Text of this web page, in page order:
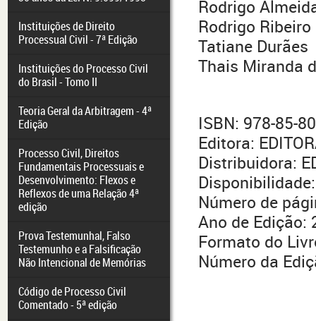
Instituições de Direito
Processual Civil - 7ª Edição
Instituições do Processo Civil
do Brasil - Tomo II
Teoria Geral da Arbitragem - 4ª
Edição
Processo Civil, Direitos
Fundamentais Processuais e
Desenvolvimento: Flexos e
Reflexos de uma Relação 4ª
edição
Prova Testemunhal, Falso
Testemunho e a Falsificação
Não Intencional de Memórias
Código de Processo Civil
Comentado - 5ª edição
Rodrigo
Rodrigo
Tatiane Durães
Thais Miranda
ISBN: 978-85-
Editora:
Distribuidora:
Número de
Ano de Edição:
Formato do
Número da